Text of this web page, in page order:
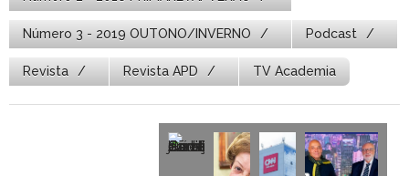
Número 3 - 2019 OUTONO/INVERNO Podcast
Revista Revista APD TV Academia